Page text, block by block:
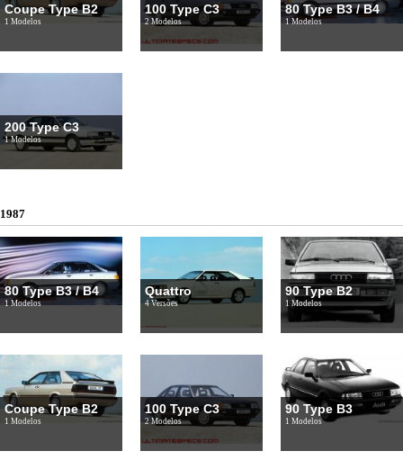
Coupe Type B2
1 Modelos
100 Type C3
2 Modelos
80 Type B3 / B4
1 Modelos
200 Type C3
1 Modelos
1987
80 Type B3 / B4
1 Modelos
Quattro
4 Versões
90 Type B2
1 Modelos
Coupe Type B2
1 Modelos
100 Type C3
2 Modelos
90 Type B3
1 Modelos